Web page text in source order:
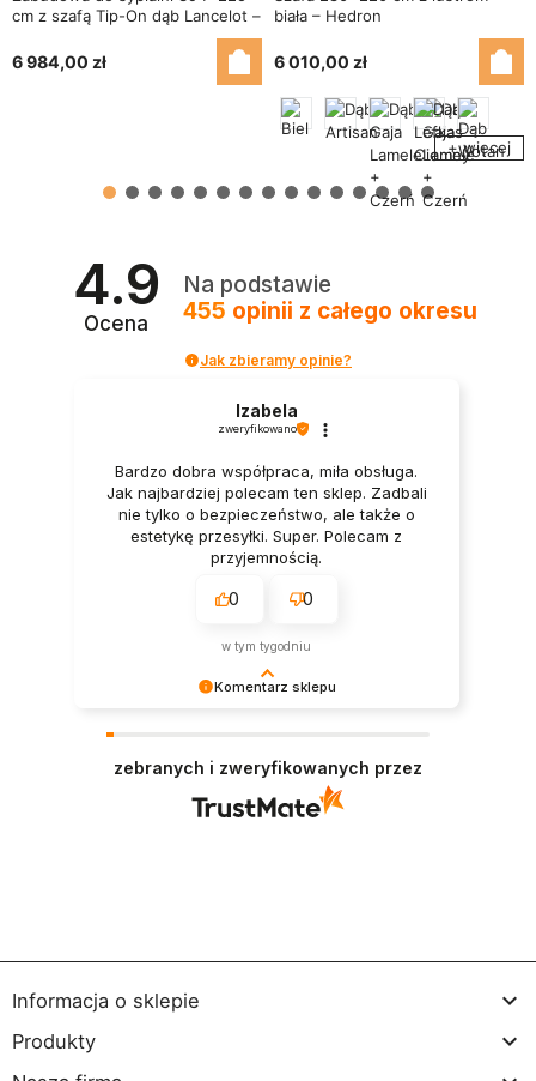
cm z szafą Tip-On dąb Lancelot –
kaszmirowy beż 2 lustra – Jula
6 984,00 zł
biała – Hedron
6 010,00 zł
+ więcej
4.9
Ocena
Na podstawie
455 opinii z całego okresu
Jak zbieramy opinie?
Komentarz sklepu
że jesteśmy na właściwym torze :) Z
pozdrowieniami, obsługa sklepu.
Izabela
zweryfikowano
Bardzo dobra współpraca, miła obsługa.
Jak najbardziej polecam ten sklep. Zadbali
nie tylko o bezpieczeństwo, ale także o
estetykę przesyłki. Super. Polecam z
przyjemnością.
0 0
w tym tygodniu
zebranych i zweryfikowanych przez
Informacja o sklepie 
Produkty 